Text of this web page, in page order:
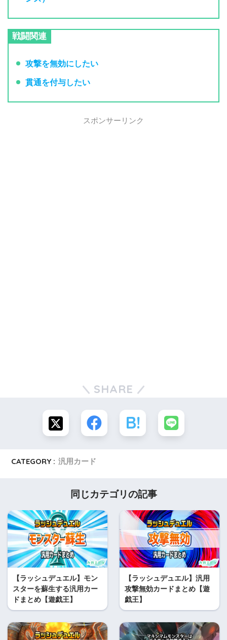
戦闘関連
攻撃を無効にしたい
貫通を付与したい
スポンサーリンク
SHARE
CATEGORY : 汎用カード
同じカテゴリの記事
【ラッシュデュエル】モン
スターを蘇生する汎用カー
ドまとめ【遊戯王】
【ラッシュデュエル】汎用
攻撃無効カードまとめ【遊
戯王】